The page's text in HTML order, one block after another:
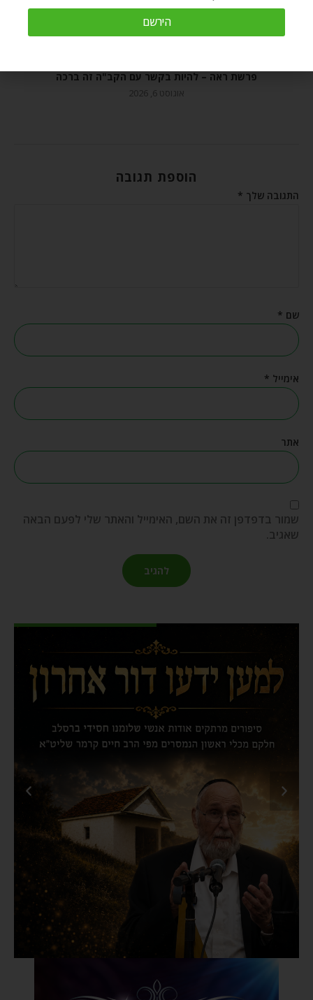
פרשת ראה – להיות בקשר עם הקב"ה זה ברכה
אוגוסט 6, 2026
הוספת תגובה
התגובה שלך *
שם *
אימייל *
אתר
שמור בדפדפן זה את השם, האימייל והאתר שלי לפעם הבאה
שאגיב.
הירשם